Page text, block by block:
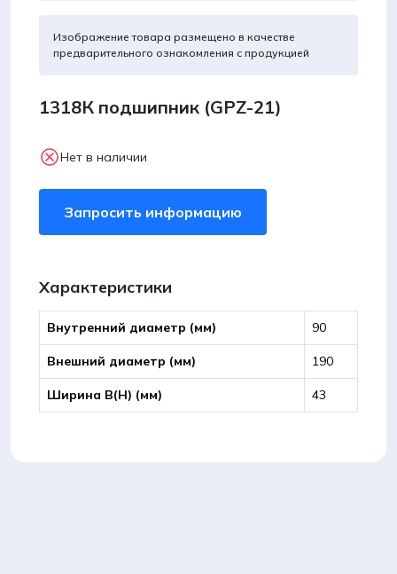
Изображение товара размещено в качестве
предварительного ознакомления с продукцией
1318К подшипник (GPZ-21)
Нет в наличии
Запросить информацию
Характеристики
Внутренний диаметр (мм) 90
Внешний диаметр (мм) 190
Ширина B(Н) (мм) 43